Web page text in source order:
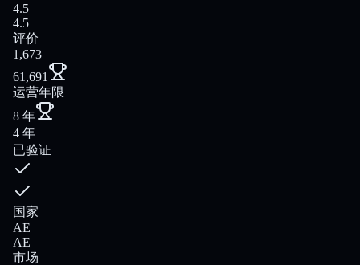
4.5
4.5
评价
1,673
61,691
运营年限
8 年
4 年
已验证
国家
AE
AE
市场